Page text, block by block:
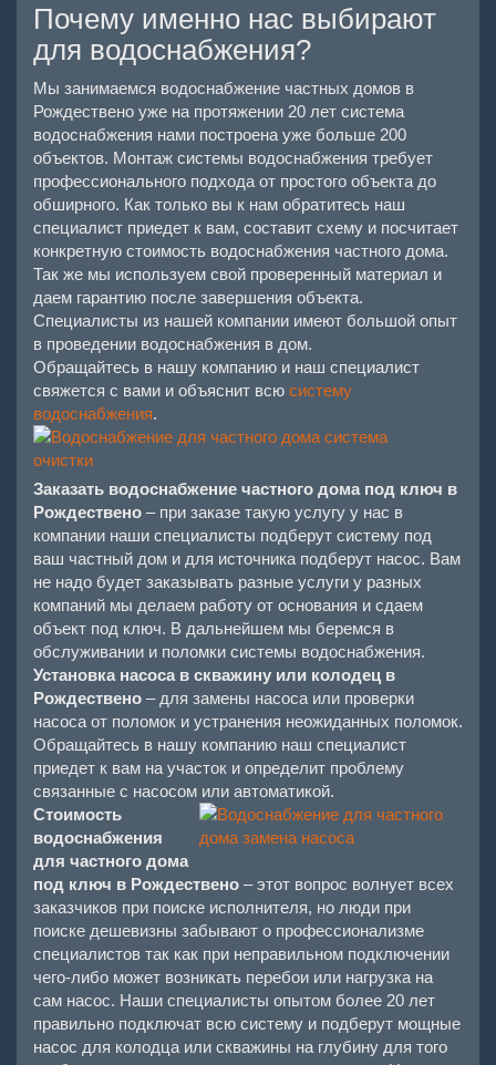
Почему именно нас выбирают
для водоснабжения?
Мы занимаемся водоснабжение частных домов в
Рождествено уже на протяжении 20 лет система
водоснабжения нами построена уже больше 200
объектов. Монтаж системы водоснабжения требует
профессионального подхода от простого объекта до
обширного. Как только вы к нам обратитесь наш
специалист приедет к вам, составит схему и посчитает
конкретную стоимость водоснабжения частного дома.
Так же мы используем свой проверенный материал и
даем гарантию после завершения объекта.
Специалисты из нашей компании имеют большой опыт
в проведении водоснабжения в дом.
Обращайтесь в нашу компанию и наш специалист
свяжется с вами и объяснит всю систему
водоснабжения.
Заказать водоснабжение частного дома под ключ в
Рождествено – при заказе такую услугу у нас в
компании наши специалисты подберут систему под
ваш частный дом и для источника подберут насос. Вам
не надо будет заказывать разные услуги у разных
компаний мы делаем работу от основания и сдаем
объект под ключ. В дальнейшем мы беремся в
обслуживании и поломки системы водоснабжения.
Установка насоса в скважину или колодец в
Рождествено – для замены насоса или проверки
насоса от поломок и устранения неожиданных поломок.
Обращайтесь в нашу компанию наш специалист
приедет к вам на участок и определит проблему
связанные с насосом или автоматикой.
Стоимость
водоснабжения
для частного дома
под ключ в Рождествено – этот вопрос волнует всех
заказчиков при поиске исполнителя, но люди при
поиске дешевизны забывают о профессионализме
специалистов так как при неправильном подключении
чего-либо может возникать перебои или нагрузка на
сам насос. Наши специалисты опытом более 20 лет
правильно подключат всю систему и подберут мощные
насос для колодца или скважины на глубину для того